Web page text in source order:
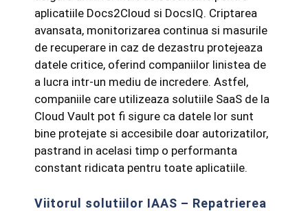
aplicatiile Docs2Cloud si DocsIQ. Criptarea
avansata, monitorizarea continua si masurile
de recuperare in caz de dezastru protejeaza
datele critice, oferind companiilor linistea de
a lucra intr-un mediu de incredere. Astfel,
companiile care utilizeaza solutiile SaaS de la
Cloud Vault pot fi sigure ca datele lor sunt
bine protejate si accesibile doar autorizatilor,
pastrand in acelasi timp o performanta
constant ridicata pentru toate aplicatiile.
Viitorul solutiilor IAAS – Repatrierea